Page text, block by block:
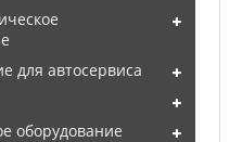
для автосервиса
оборудование